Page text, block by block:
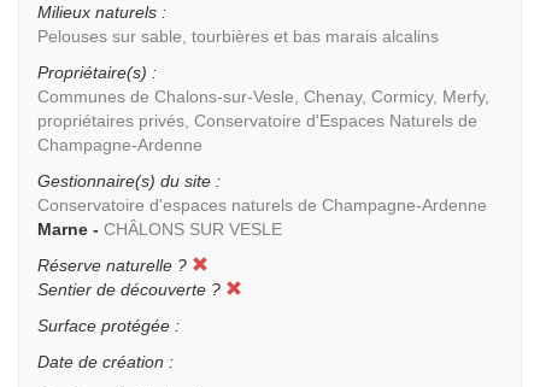
Milieux naturels :
Pelouses sur sable, tourbières et bas marais alcalins
Propriétaire(s) :
Communes de Chalons-sur-Vesle, Chenay, Cormicy, Merfy,
propriétaires privés, Conservatoire d'Espaces Naturels de
Champagne-Ardenne
Gestionnaire(s) du site :
Conservatoire d'espaces naturels de Champagne-Ardenne
Marne - CHÂLONS SUR VESLE
Réserve naturelle ?
Sentier de découverte ?
Surface protégée :
Date de création :